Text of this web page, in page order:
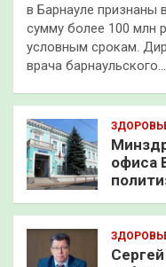
в Барнауле признаны
сумму более 100 млн
условным срокам.
врача барнаульского…
офиса